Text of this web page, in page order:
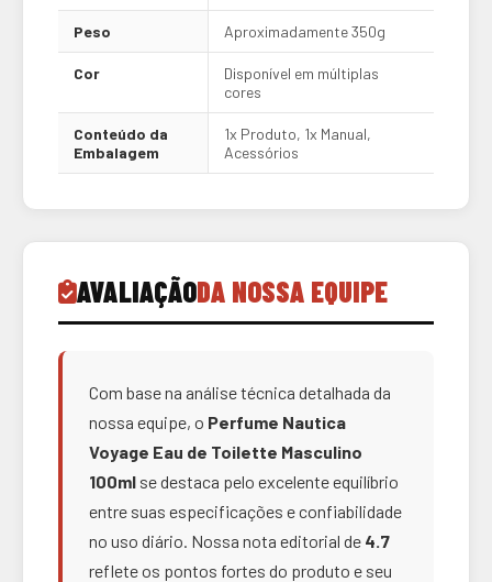
Peso Aproximadamente 350g
Cor
Disponível em múltiplas
cores
Conteúdo da
Embalagem
1x Produto, 1x Manual,
Acessórios
AVALIAÇÃODA NOSSA EQUIPE
Com base na análise técnica detalhada da
nossa equipe, o Perfume Nautica
Voyage Eau de Toilette Masculino
100ml se destaca pelo excelente equilíbrio
entre suas especificações e confiabilidade
no uso diário. Nossa nota editorial de 4.7
reflete os pontos fortes do produto e seu